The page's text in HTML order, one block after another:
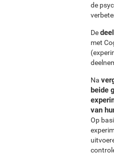
de
De
met
Na
beide
van
Op